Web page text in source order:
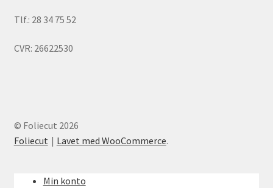
Tlf.: 28 34 75 52
CVR: 26622530
© Foliecut 2026
Foliecut
Lavet med WooCommerce.
Min konto